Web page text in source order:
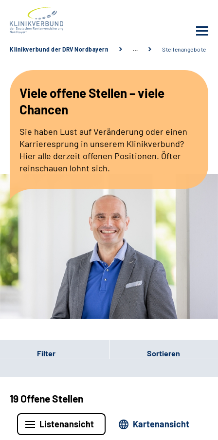
Behandlungsangebot
Karriere
Erweiterte Suche
Klinikverbund der DRV Nordbayern … Stellenangebote
Viele offene Stellen – viele
Chancen
Sie haben Lust auf Veränderung oder einen
Karrieresprung in unserem Klinikverbund?
Hier alle derzeit offenen Positionen. Öfter
reinschauen lohnt sich.
Filter Sortieren
19 Offene Stellen
Listenansicht Kartenansicht